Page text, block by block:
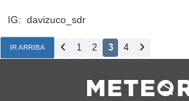
IG: davizuco_sdr
IR ARRIBA 1 2 3 4